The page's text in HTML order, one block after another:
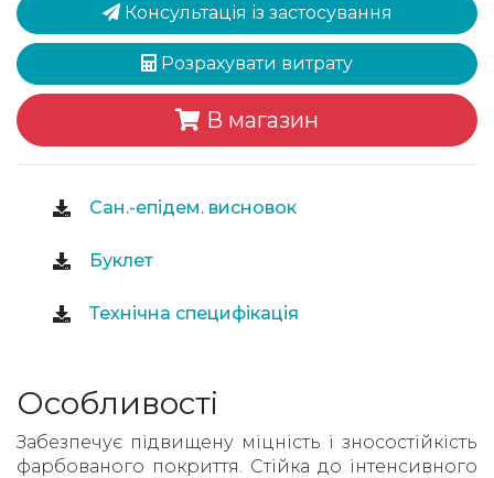
Консультація із застосування
Розрахувати витрату
В магазин
Сан.-епідем. висновок
Буклет
Технічна специфікація
Особливості
Забезпечує підвищену міцність і зносостійкість
фарбованого покриття. Стійка до інтенсивного